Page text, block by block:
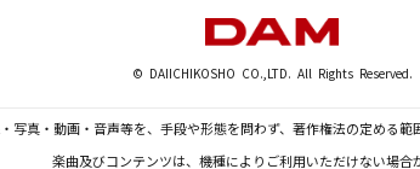
© DAIICHIKOSHO CO.,LTD. All Rights Reserved.
写真・動画・音声等を、手段や形態を問わず、著作権法の定める範
楽曲及びコンテンツは、機種によりご利用いただけない場合